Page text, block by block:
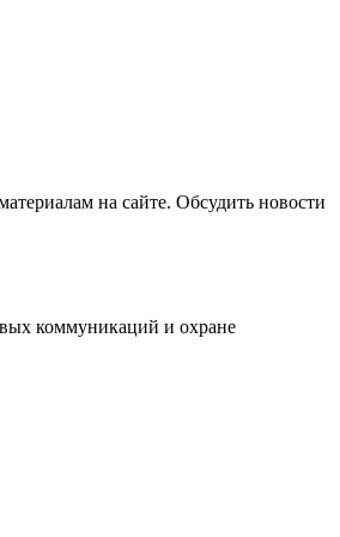
на сайте. Обсудить новости
коммуникаций и охране